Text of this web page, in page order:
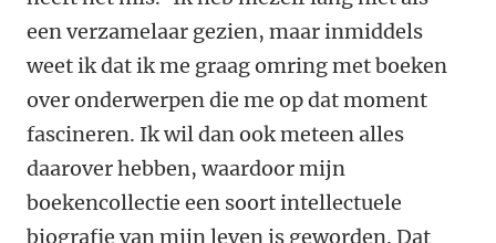
een verzamelaar gezien, maar inmiddels
weet ik dat ik me graag omring met boeken
over onderwerpen die me op dat moment
fascineren. Ik wil dan ook meteen alles
daarover hebben, waardoor mijn
boekencollectie een soort intellectuele
biografie van mijn leven is geworden. Dat